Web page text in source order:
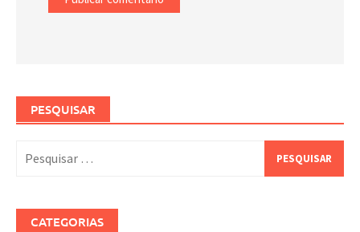
PESQUISAR
por:
CATEGORIAS